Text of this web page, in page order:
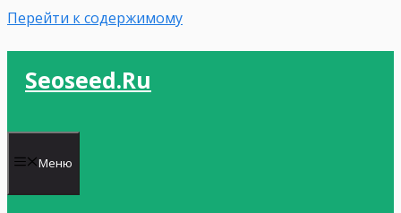
Перейти к содержимому
Seoseed.ru
Меню